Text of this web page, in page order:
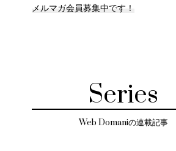
メルマガ会員募集中です！
Series
Web Domaniの連載記事